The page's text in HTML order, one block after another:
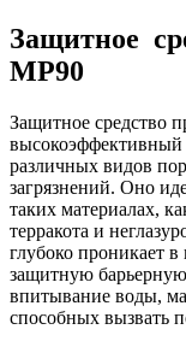
Защитное
MP90
Защитное средство
высокоэффективный
различных видов
загрязнений. Оно
таких материалах,
терракота и
глубоко проникает
защитную барьерную
впитывание воды,
способных вызвать